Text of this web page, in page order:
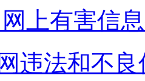
网上有害信
违法和不